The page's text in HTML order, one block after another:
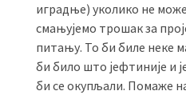
иградње) уколико не
смањујемо трошак за
питању. То би биле неке
би било што јефтиније и
би се окупљали. Помаже